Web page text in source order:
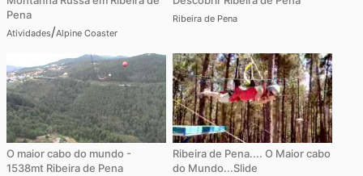
Pena
Atividades/Alpine Coaster
Ribeira de Pena
O maior cabo do mundo -
1538mt Ribeira de Pena
Ribeira de Pena.... O Maior cabo
do Mundo...Slide